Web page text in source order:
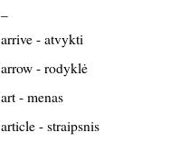
arrive - atvykti
arrow - rodyklė
art - menas
article - straipsnis